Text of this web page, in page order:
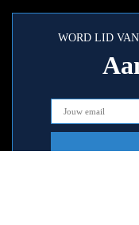
WORD LID